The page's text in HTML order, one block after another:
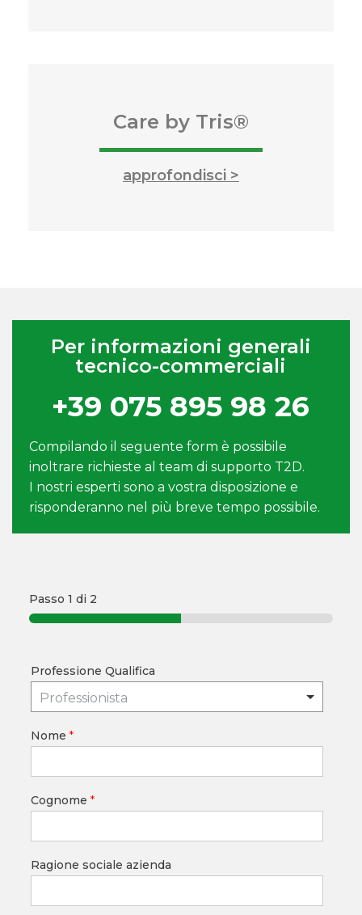
Care by Tris®
approfondisci >
Per informazioni generali
tecnico-commerciali
+39 075 895 98 26
Compilando il seguente form è possibile
inoltrare richieste al team di supporto T2D.
I nostri esperti sono a vostra disposizione e
risponderanno nel più breve tempo possibile.
Passo 1 di 2
Professione Qualifica
Professionista
Nome *
Cognome *
Ragione sociale azienda